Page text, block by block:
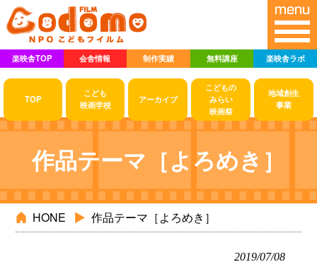
楽映舎TOP 会舎情報 制作実績 無料講座 楽映舎ラボ
TOP
こども
映画学校
アーカイブ
こどもの
みらい
映画祭
地域創生
事業
作品テーマ［よろめき］
HONE 作品テーマ［よろめき］
2019/07/08